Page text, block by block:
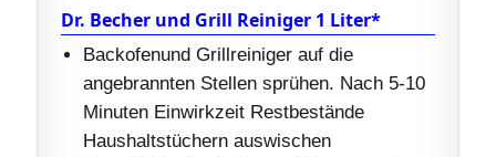
Dr. Becher und Grill Reiniger 1 Liter*
Backofenund Grillreiniger auf die
angebrannten Stellen sprühen. Nach 5-10
Minuten Einwirkzeit Restbestände
Haushaltstüchern auswischen